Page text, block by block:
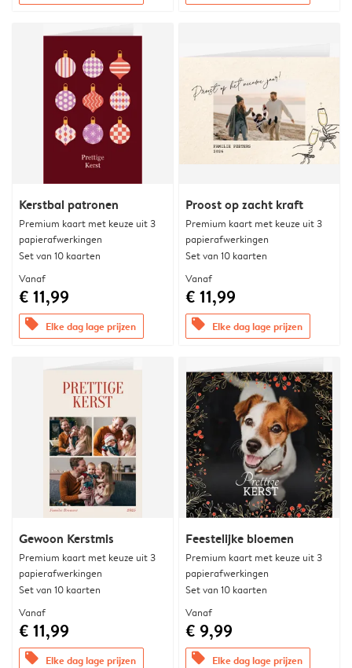
Kerstbal patronen
Premium kaart met keuze uit 3
papierafwerkingen
Set van 10 kaarten
Vanaf
€ 11,99
offers Elke dag lage prijzen
Proost op zacht kraft
Premium kaart met keuze uit 3
papierafwerkingen
Set van 10 kaarten
Vanaf
€ 11,99
offers Elke dag lage prijzen
Gewoon Kerstmis
Premium kaart met keuze uit 3
papierafwerkingen
Set van 10 kaarten
Vanaf
€ 11,99
offers Elke dag lage prijzen
Feestelijke bloemen
Premium kaart met keuze uit 3
papierafwerkingen
Set van 10 kaarten
Vanaf
€ 9,99
offers Elke dag lage prijzen